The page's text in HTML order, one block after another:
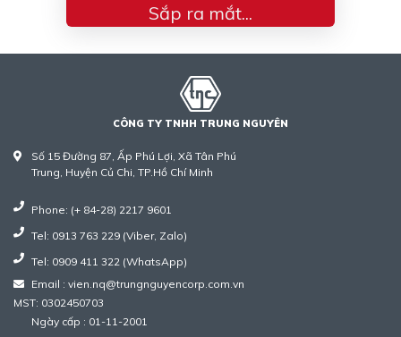
Sắp ra mắt...
CÔNG TY TNHH TRUNG NGUYÊN
Số 15 Đường 87, Ấp Phú Lợi, Xã Tân Phú
Trung, Huyện Củ Chi, TP.Hồ Chí Minh
Phone: (+ 84-28) 2217 9601
Tel: 0913 763 229 (Viber, Zalo)
Tel: 0909 411 322 (WhatsApp)
Email : vien.nq@trungnguyencorp.com.vn
MST: 0302450703
Ngày cấp : 01-11-2001